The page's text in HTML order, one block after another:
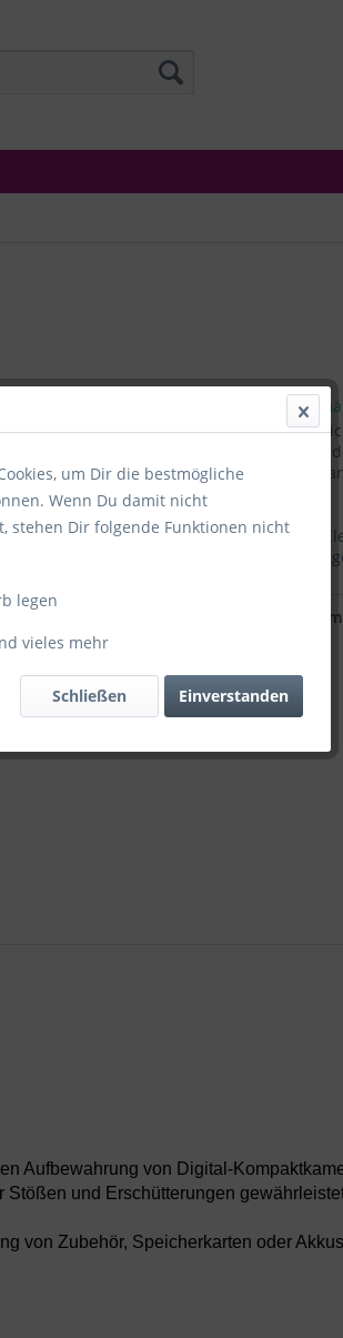
Lieferzeit
Unser Angebot
in Industrie,
Laboratorien,
Hersteller:e+p
59469 Ense-
e+p
Aufbewahrung von Digital-
und Erschütterungen
von Zubehör, Speicherkarten oder Akkus
um Dir die bestmögliche
Wenn Du damit nicht
stehen Dir folgende Funktionen nicht
legen
vieles mehr
Einverstanden
Schließen